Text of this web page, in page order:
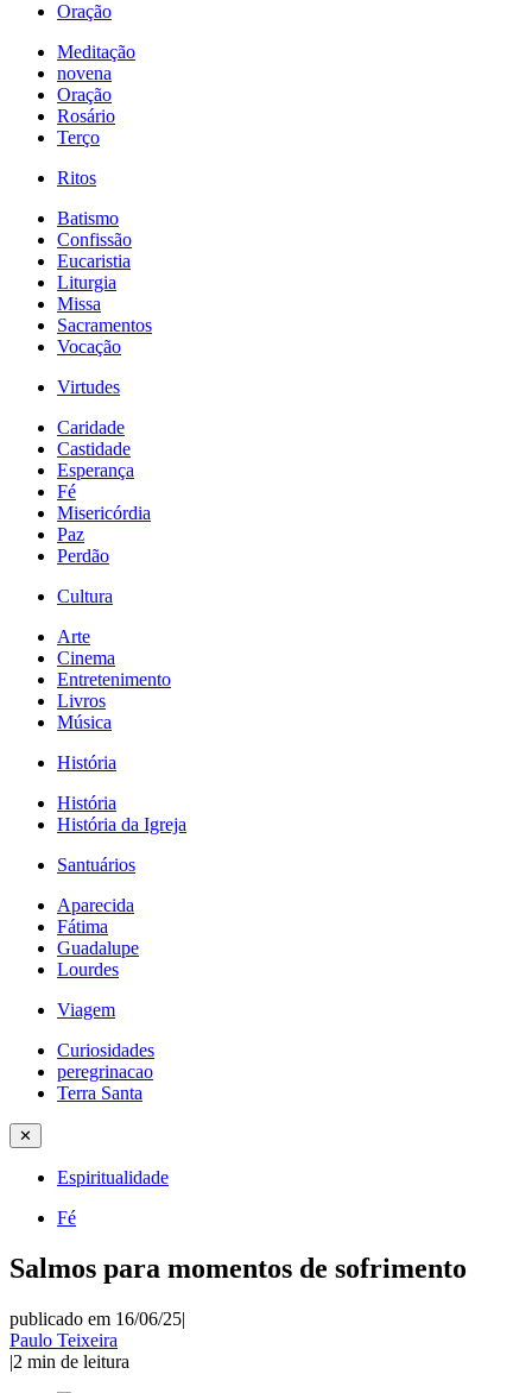
Oração
Meditação
novena
Oração
Rosário
Terço
Ritos
Batismo
Confissão
Eucaristia
Liturgia
Missa
Sacramentos
Vocação
Virtudes
Caridade
Castidade
Esperança
Fé
Misericórdia
Paz
Perdão
Cultura
Arte
Cinema
Entretenimento
Livros
Música
História
História
História da Igreja
Santuários
Aparecida
Fátima
Guadalupe
Lourdes
Viagem
Curiosidades
peregrinacao
Terra Santa
✕
Espiritualidade
Fé
Salmos para momentos de sofrimento
publicado em 16/06/25|
Paulo Teixeira
|2 min de leitura